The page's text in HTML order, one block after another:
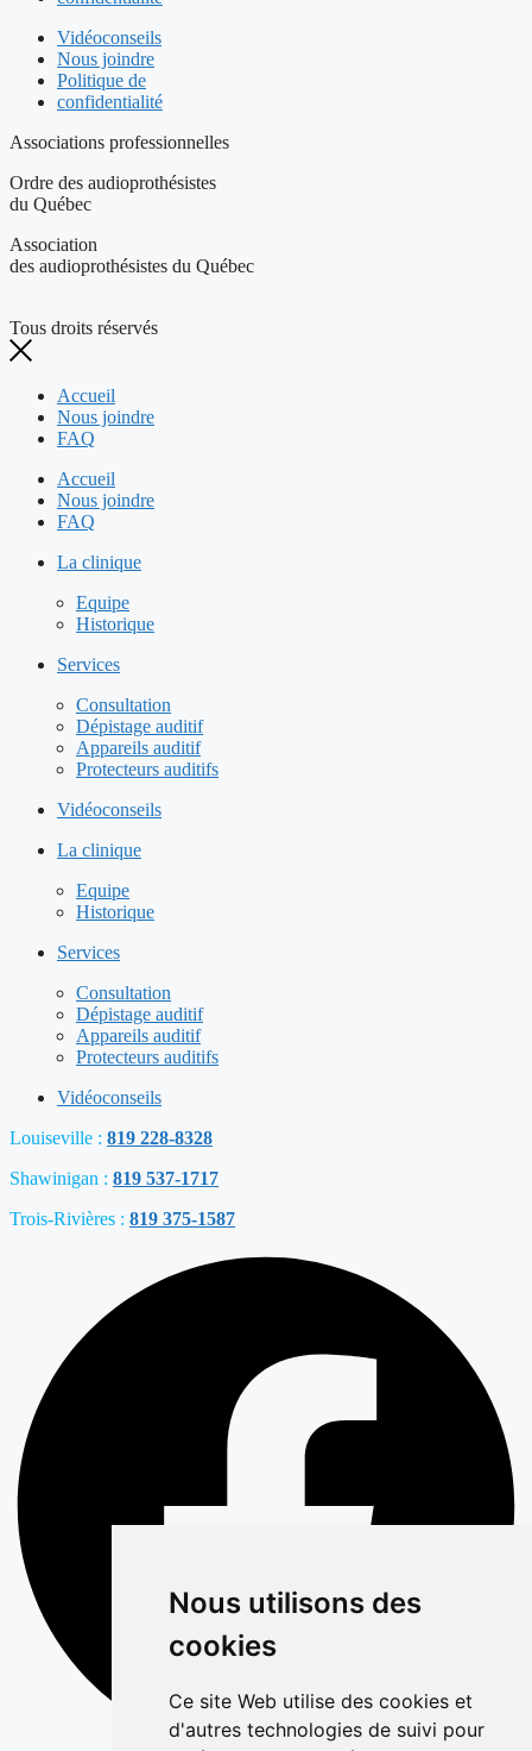
Nous utilisons des
cookies
Ce site Web utilise des cookies et
d'autres technologies de suivi pour
Vidéoconseils
Nous joindre
Politique de
confidentialité
Associations professionnelles
Ordre des audioprothésistes
du Québec
Association
des audioprothésistes du Québec
Tous droits réservés
Accueil
Nous joindre
FAQ
Accueil
Nous joindre
FAQ
La clinique
Equipe
Historique
Services
Consultation
Dépistage auditif
Appareils auditif
Protecteurs auditifs
Vidéoconseils
La clinique
Equipe
Historique
Services
Consultation
Dépistage auditif
Appareils auditif
Protecteurs auditifs
Vidéoconseils
Louiseville : 819 228-8328
Shawinigan : 819 537-1717
Trois-Rivières : 819 375-1587